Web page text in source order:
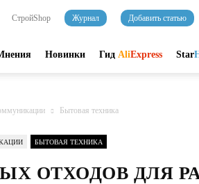
СтройShop Журнал Добавить статью
Новинки Гид AliExpress Star
Бытовая техника
БЫТОВАЯ ТЕХНИКА
ОТХОДОВ ДЛЯ